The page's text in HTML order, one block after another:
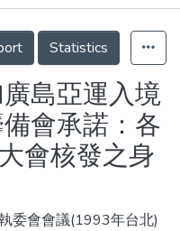
Statistics
島亞運入境
會承諾：各
會核發之身
委會會議(1993年台北)